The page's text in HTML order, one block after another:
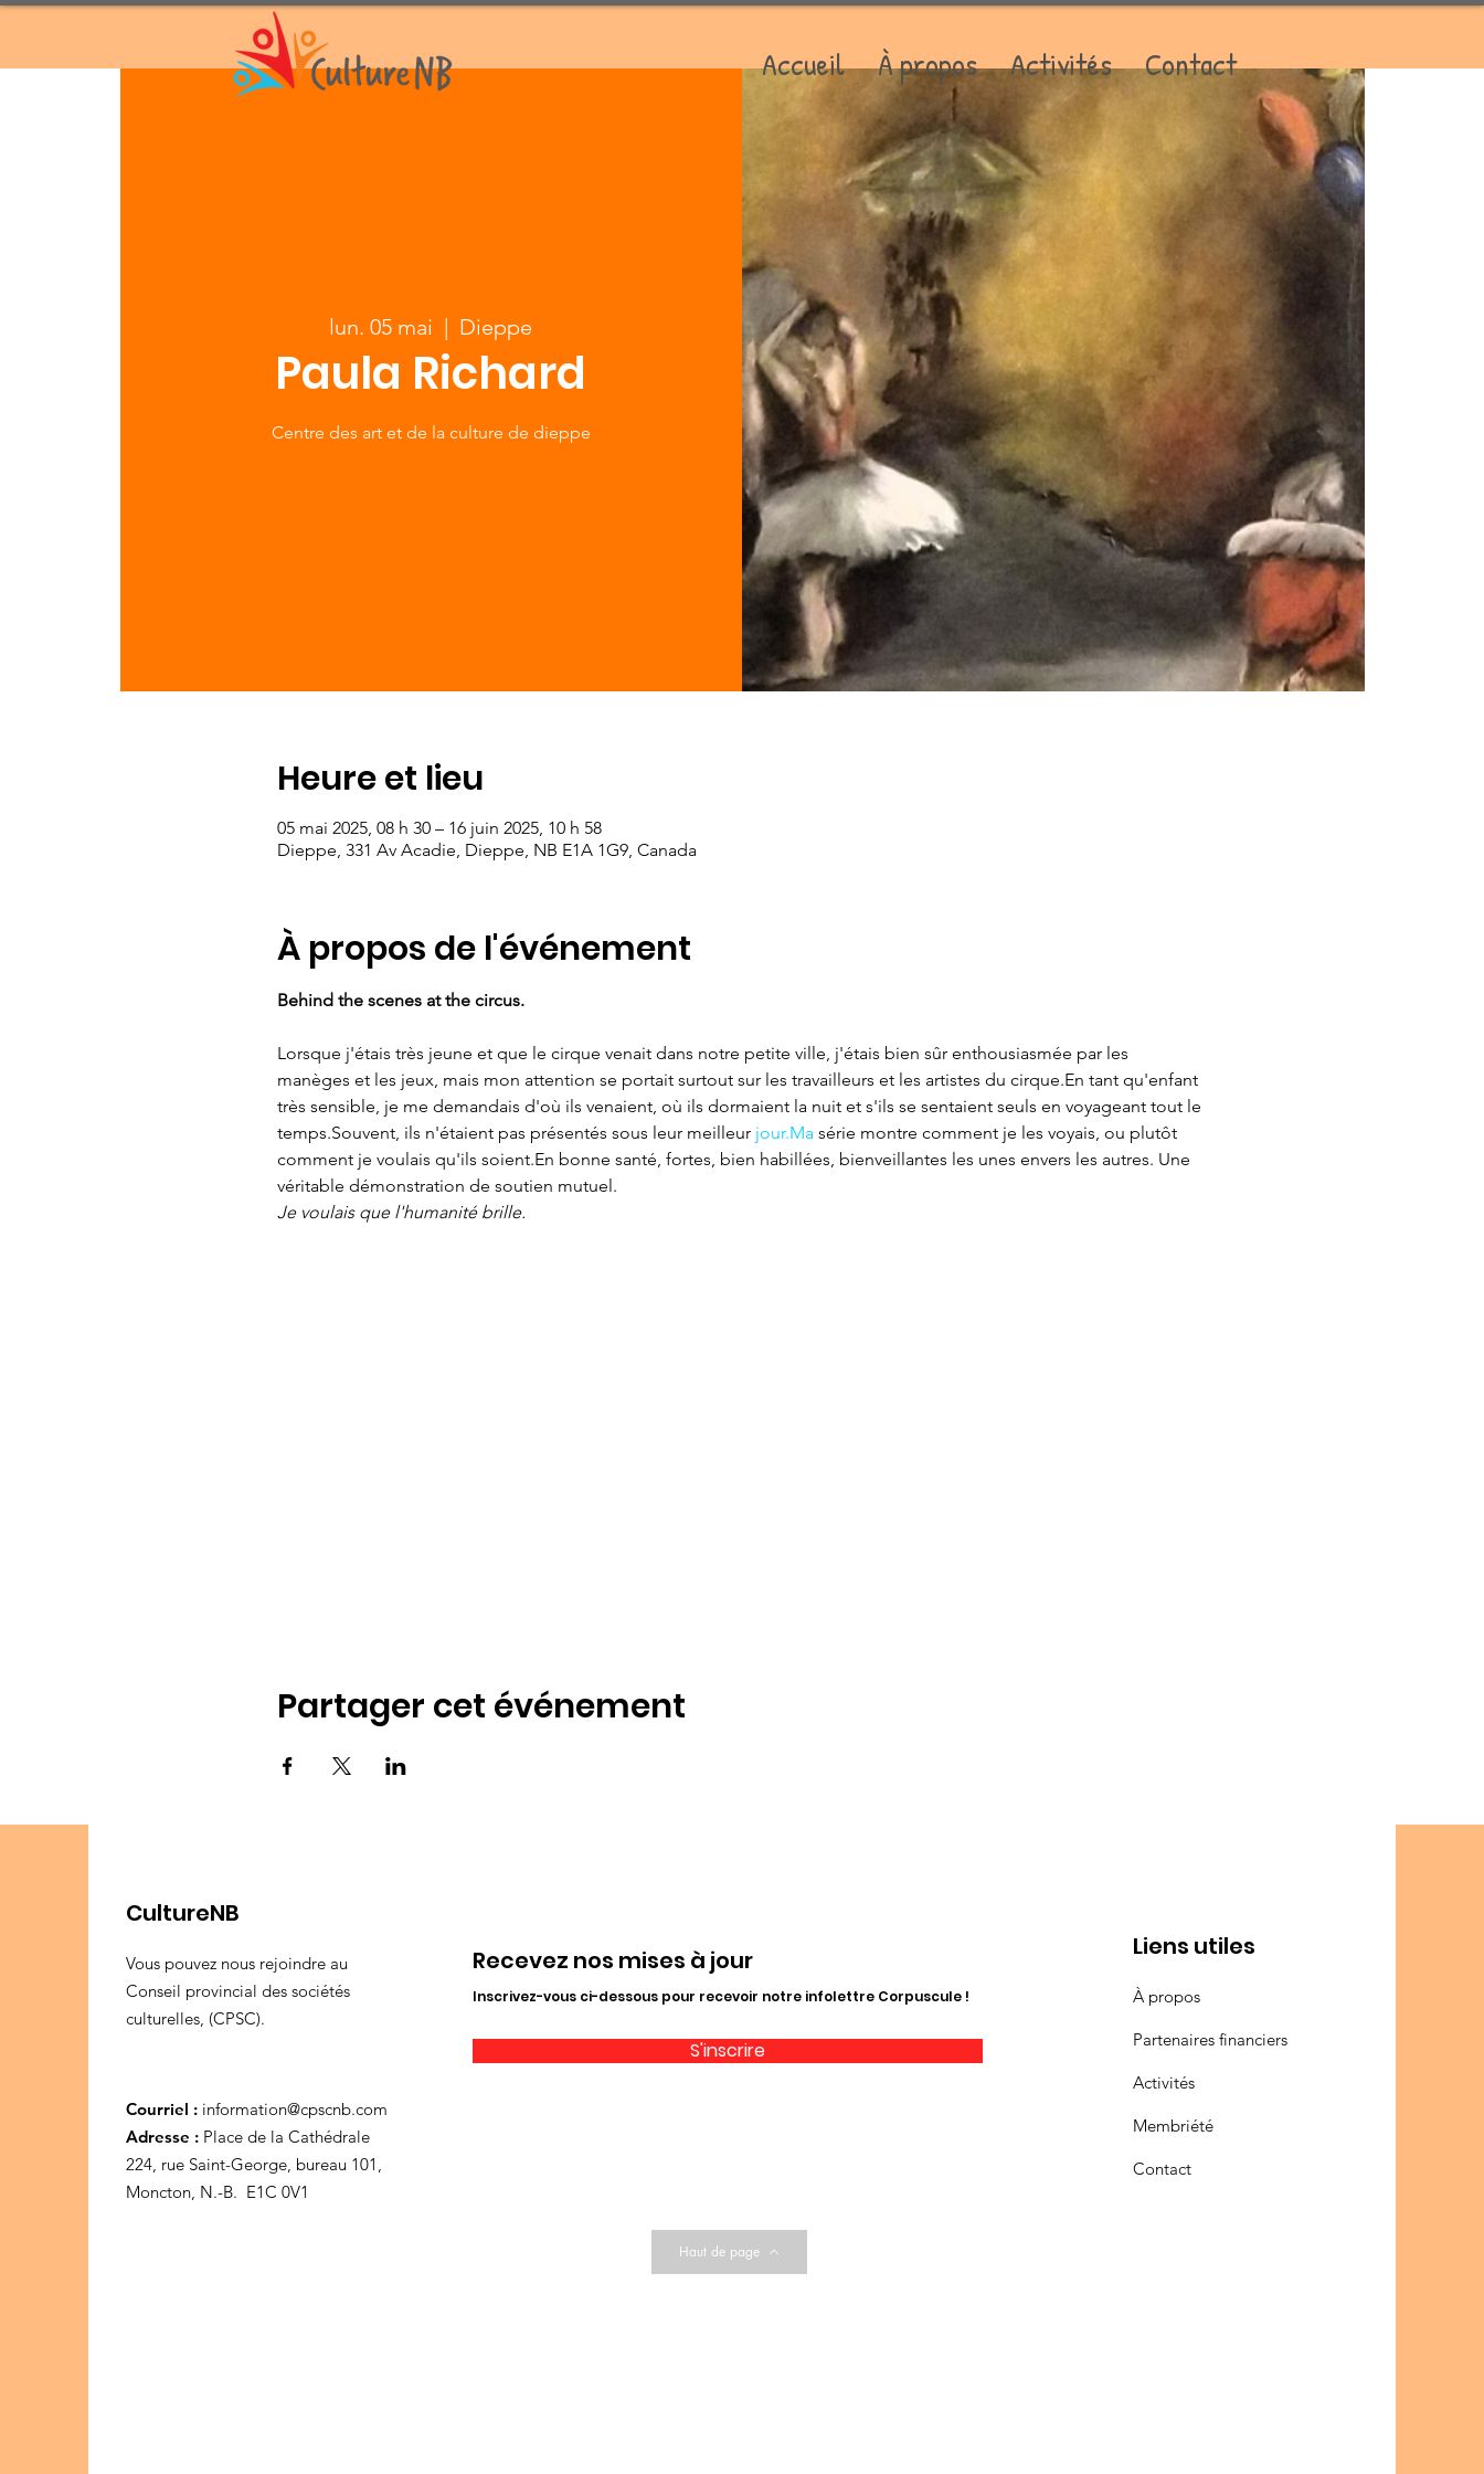
Accueil À propos Activités Contact
lun. 05 mai
  |
Dieppe
Paula Richard
Centre des art et de la culture de dieppe
Heure et lieu
05 mai 2025, 08 h 30 – 16 juin 2025, 10 h 58
Dieppe, 331 Av Acadie, Dieppe, NB E1A 1G9, Canada
À propos de l'événement
Behind the scenes at the circus.
Lorsque j'étais très jeune et que le cirque venait dans notre petite ville, j'étais bien sûr enthousiasmée par les
manèges et les jeux, mais mon attention se portait surtout sur les travailleurs et les artistes du cirque.En tant qu'enfant
très sensible, je me demandais d'où ils venaient, où ils dormaient la nuit et s'ils se sentaient seuls en voyageant tout le
temps.Souvent, ils n'étaient pas présentés sous leur meilleur jour.Ma série montre comment je les voyais, ou plutôt
comment je voulais qu'ils soient.En bonne santé, fortes, bien habillées, bienveillantes les unes envers les autres. Une
véritable démonstration de soutien mutuel.
Je voulais que l'humanité brille.
Partager cet événement
CultureNB
Vous pouvez nous rejoindre au
Conseil provincial des sociétés
culturelles, (CPSC).
Courriel : information@cpscnb.com
Adresse : Place de la Cathédrale
224, rue Saint-George, bureau 101,
Moncton, N.-B. E1C 0V1
Recevez nos mises à jour
Inscrivez-vous ci-dessous pour recevoir notre infolettre Corpuscule !
S'inscrire
Haut de page
Liens utiles
À propos
Partenaires financiers
Activités
Membriété
Contact